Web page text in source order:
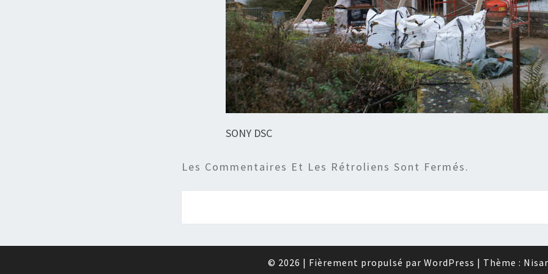
SONY DSC
Les Commentaires Et Les Rétroliens Sont Fermés.
© 2026 | Fièrement propulsé par WordPress | Thème :